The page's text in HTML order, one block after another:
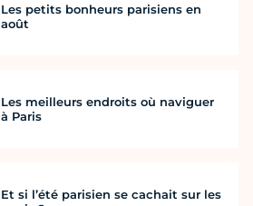
Les petits bonheurs parisiens en
août
Les meilleurs endroits où naviguer
à Paris
Et si l’été parisien se cachait sur les